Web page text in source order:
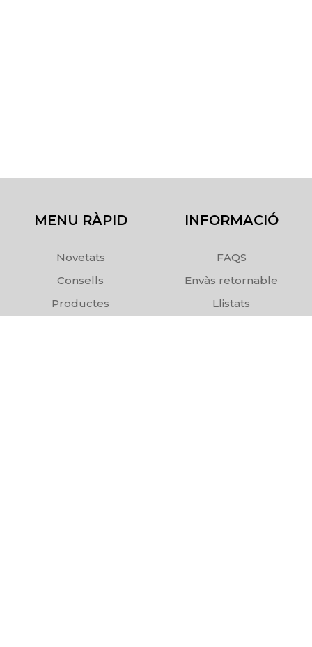
MENU RÀPID
Novetats
Consells
Productes
INFORMACIÓ
FAQS
Envàs retornable
Llistats